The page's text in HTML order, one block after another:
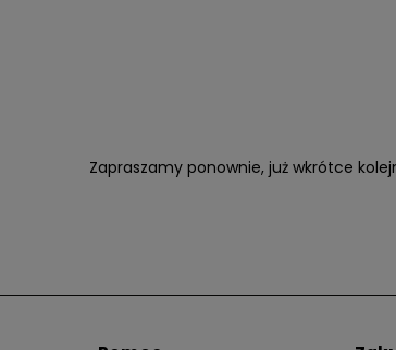
Zapraszamy ponownie, już wkrótce